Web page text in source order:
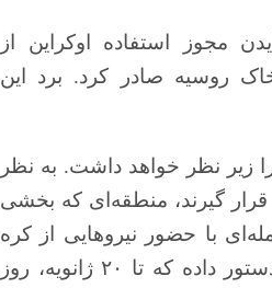
مجوز استفاده اوکراین از
روسیه صادر کرد. برد این
زیر نظر خواهد داشت. به نظر
گیرند، منطقه‌ای که بخشی
با حضور نیروهایی از کره
داده که تا
۲۰ ژانویه، روز